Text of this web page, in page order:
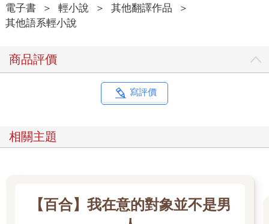
外。
「我還活著，只是膝蓋擦傷而已。」受傷的人還有心情開玩笑。
「別再笑了，在下的背恐怕要被鞭子打到皮開肉綻了。」
「話說，妳剛剛說的Khunpra Chom先生去哪了呀？」
「呃……請公主殿下原諒在下。」Prik變得更加焦躁不安，「關
於Khunpra Chom先生，在下是騙您的。」
「其他事不騙偏偏拿Khunpra Chom先生來騙我，妳也知道比起父
「哼，但我的膝蓋都擦出血了，怎麼能不計較？」看到Prik全身
顫抖地像隻剛出生的雛鳥，Anil公主不禁露出了勝利的微笑。
電子書 ＞ 輕小說 ＞ 其他翻譯作品
＞
其他語系輕小說
商品評價
寫評價
相關主題
【百合】我在意的對象並不是男